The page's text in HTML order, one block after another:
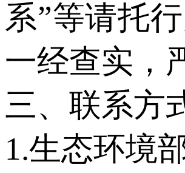
系”等请托
一经查实，
三、联系方
1.生态环境